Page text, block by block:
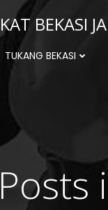
BEKASI
TUKANG BEKASI
Posts